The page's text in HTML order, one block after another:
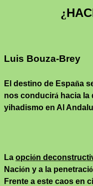
¿
Luis Bouza-Brey
El destino de España
nos conducirá hacia
yihadismo en Al
La opción
Nación y a la penetració
Frente a este caos en